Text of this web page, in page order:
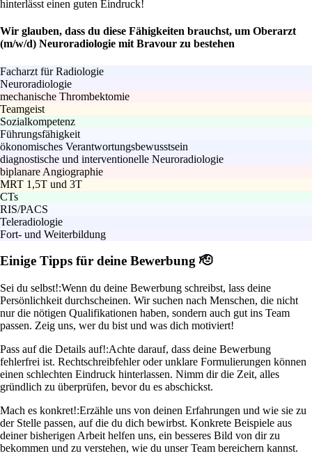
hinterlässt einen guten Eindruck!
Wir glauben, dass du diese Fähigkeiten brauchst, um Oberarzt
(m/w/d) Neuroradiologie mit Bravour zu bestehen
Facharzt für Radiologie
Neuroradiologie
mechanische Thrombektomie
Teamgeist
Sozialkompetenz
Führungsfähigkeit
ökonomisches Verantwortungsbewusstsein
diagnostische und interventionelle Neuroradiologie
biplanare Angiographie
MRT 1,5T und 3T
CTs
RIS/PACS
Teleradiologie
Fort- und Weiterbildung
Einige Tipps für deine Bewerbung 🫡
Sei du selbst!:Wenn du deine Bewerbung schreibst, lass deine
Persönlichkeit durchscheinen. Wir suchen nach Menschen, die nicht
nur die nötigen Qualifikationen haben, sondern auch gut ins Team
passen. Zeig uns, wer du bist und was dich motiviert!
Pass auf die Details auf!:Achte darauf, dass deine Bewerbung
fehlerfrei ist. Rechtschreibfehler oder unklare Formulierungen können
einen schlechten Eindruck hinterlassen. Nimm dir die Zeit, alles
gründlich zu überprüfen, bevor du es abschickst.
Mach es konkret!:Erzähle uns von deinen Erfahrungen und wie sie zu
der Stelle passen, auf die du dich bewirbst. Konkrete Beispiele aus
deiner bisherigen Arbeit helfen uns, ein besseres Bild von dir zu
bekommen und zu verstehen, wie du unser Team bereichern kannst.